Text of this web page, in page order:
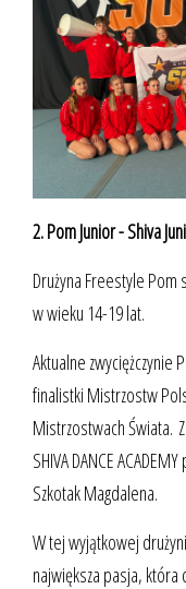
2. Pom Junior - Shiva
Drużyna Freestyle Pom
w wieku 14-19 lat.
Aktualne zwyciężczynie
finalistki Mistrzostw
Mistrzostwach Świata.
SHIVA DANCE
Szkotak Magdalena.
W tej wyjątkowej
największa pasja,